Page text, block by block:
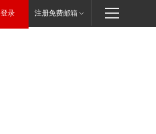
登录 注册免费邮箱